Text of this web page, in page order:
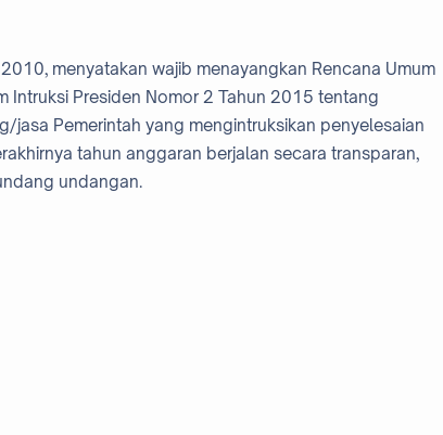
menyatakan wajib menayangkan Rencana Umum
Intruksi Presiden Nomor 2 Tahun 2015 tentang
Pemerintah yang mengintruksikan penyelesaian
tahun anggaran berjalan secara transparan,
undangan.